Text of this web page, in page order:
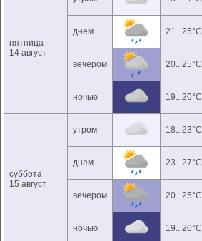
пятница
14 август
днем 21...25°C
вечером 20...25°C
ночью 19...20°C
суббота
15 август
утром 18...23°C
днем 23...27°C
вечером 20...25°C
ночью 19...20°C